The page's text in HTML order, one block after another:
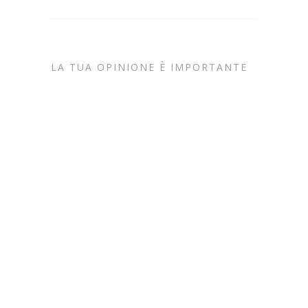
LA TUA OPINIONE È IMPORTANTE